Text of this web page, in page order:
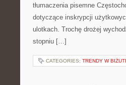
tłumaczenia pisemne
dotyczące inskrypcji
ulotkach. Trochę drożej
stopniu […]
CATEGORIES: TRENDY W